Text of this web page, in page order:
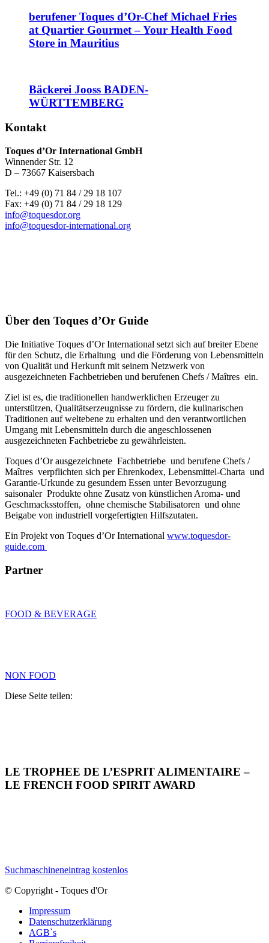
berufener Toques d’Or-Chef Michael Fries
at Quartier Gourmet – Your Health Food
Store in Mauritius
Bäckerei Jooss BADEN-
WÜRTTEMBERG
Kontakt
Toques d’Or International GmbH
Winnender Str. 12
D – 73667 Kaisersbach
Tel.: +49 (0) 71 84 / 29 18 107
Fax: +49 (0) 71 84 / 29 18 129
info@toquesdor.org
info@toquesdor-international.org
Über den Toques d’Or Guide
Die Initiative Toques d’Or International setzt sich auf breiter Ebene
für den Schutz, die Erhaltung und die Förderung von Lebensmitteln
von Qualität und Herkunft mit seinem Netzwerk von
ausgezeichneten Fachbetrieben und berufenen Chefs / Maîtres ein.
Ziel ist es, die traditionellen handwerklichen Erzeuger zu
unterstützen, Qualitätserzeugnisse zu fördern, die kulinarischen
Traditionen auf weltebene zu erhalten und den verantwortlichen
Umgang mit Lebensmitteln durch die angeschlossenen
ausgezeichneten Fachbetriebe zu gewährleisten.
Toques d’Or ausgezeichnete Fachbetriebe und berufene Chefs /
Maîtres verpflichten sich per Ehrenkodex, Lebensmittel-Charta und
Garantie-Urkunde zu gesundem Essen unter Bevorzugung
saisonaler Produkte ohne Zusatz von künstlichen Aroma- und
Geschmacksstoffen, ohne chemische Stabilisatoren und ohne
Beigabe von industriell vorgefertigten Hilfszutaten.
Ein Projekt von Toques d’Or International www.toquesdor-
guide.com
Partner
FOOD & BEVERAGE
NON FOOD
Diese Seite teilen:
LE TROPHEE DE L’ESPRIT ALIMENTAIRE –
LE FRENCH FOOD SPIRIT AWARD
Suchmaschineneintrag kostenlos
© Copyright - Toques d'Or
Impressum
Datenschutzerklärung
AGB`s